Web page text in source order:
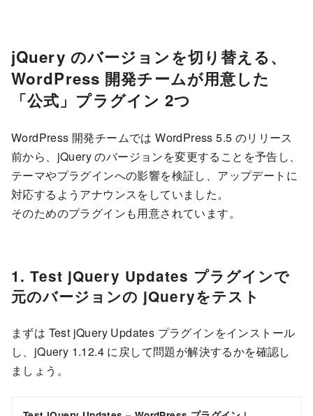
jQuery のバージョンを切り替える、
WordPress 開発チームが用意した
「公式」プラグイン 2つ
WordPress 開発チームでは WordPress 5.5 のリリース
前から、jQuery のバージョンを変更することを予告し、
テーマやプラグインへの影響を検証し、アップデートに
対応するようアナウンスをしていました。
そのためのプラグインも用意されています。
1. Test jQuery Updates プラグインで
元のバージョンの jQueryをテスト
まずは Test jQuery Updates プラグインをインストール
し、jQuery 1.12.4 に戻して問題が解決するかを確認し
ましょう。